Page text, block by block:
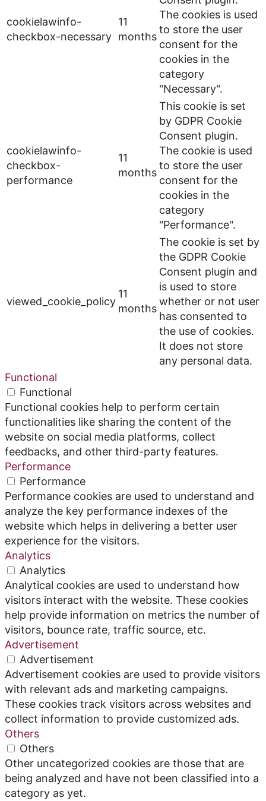
cookielawinfo-
checkbox-necessary
11
months
The cookies is used
to store the user
consent for the
cookies in the
category
"Necessary".
cookielawinfo-
checkbox-
performance
11
months
This cookie is set
by GDPR Cookie
Consent plugin.
The cookie is used
to store the user
consent for the
cookies in the
category
"Performance".
viewed_cookie_policy
11
months
The cookie is set by
the GDPR Cookie
Consent plugin and
is used to store
whether or not user
has consented to
the use of cookies.
It does not store
any personal data.
Functional
Functional
Functional cookies help to perform certain
functionalities like sharing the content of the
website on social media platforms, collect
feedbacks, and other third-party features.
Performance
Performance
Performance cookies are used to understand and
analyze the key performance indexes of the
website which helps in delivering a better user
experience for the visitors.
Analytics
Analytics
Analytical cookies are used to understand how
visitors interact with the website. These cookies
help provide information on metrics the number of
visitors, bounce rate, traffic source, etc.
Advertisement
Advertisement
Advertisement cookies are used to provide visitors
with relevant ads and marketing campaigns.
These cookies track visitors across websites and
collect information to provide customized ads.
Others
Others
Other uncategorized cookies are those that are
being analyzed and have not been classified into a
category as yet.